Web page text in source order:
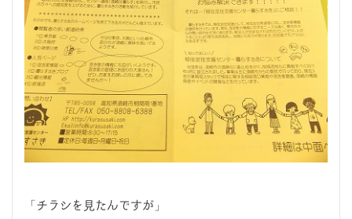
「チラシを見たんですが」